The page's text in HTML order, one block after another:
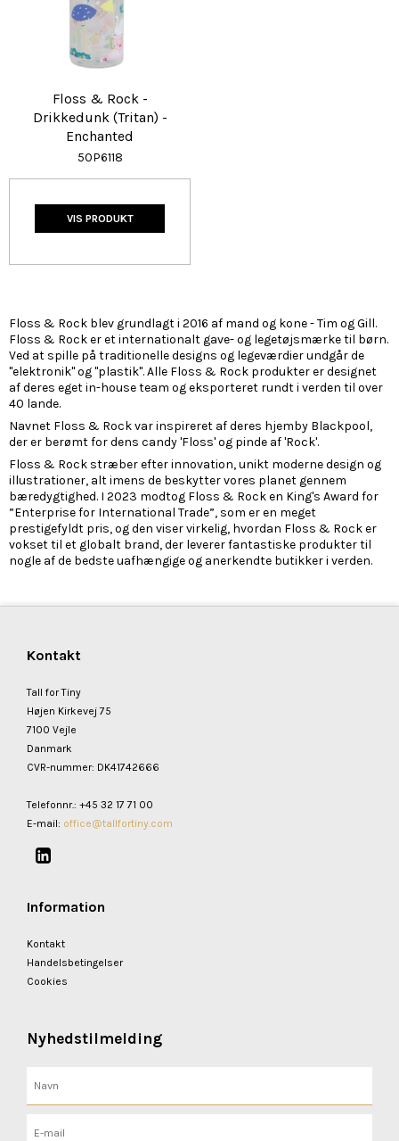
Floss & Rock -
Drikkedunk (Tritan) -
Enchanted
50P6118
VIS PRODUKT
Floss & Rock blev grundlagt i 2016 af mand og kone - Tim og Gill.
Floss & Rock er et internationalt gave- og legetøjsmærke til børn.
Ved at spille på traditionelle designs og legeværdier undgår de
"elektronik" og "plastik". Alle Floss & Rock produkter er designet
af deres eget in-house team og eksporteret rundt i verden til over
40 lande.
Navnet Floss & Rock var inspireret af deres hjemby Blackpool,
der er berømt for dens candy 'Floss' og pinde af 'Rock'.
Floss & Rock stræber efter innovation, unikt moderne design og
illustrationer, alt imens de beskytter vores planet gennem
bæredygtighed. I 2023 modtog Floss & Rock en King's Award for
”Enterprise for International Trade”, som er en meget
prestigefyldt pris, og den viser virkelig, hvordan Floss & Rock er
vokset til et globalt brand, der leverer fantastiske produkter til
nogle af de bedste uafhængige og anerkendte butikker i verden.
Kontakt
Tall for Tiny
Højen Kirkevej 75
7100 Vejle
Danmark
CVR-nummer: DK41742666
Telefonnr.: +45 32 17 71 00
E-mail: office@tallfortiny.com
Information
Kontakt
Handelsbetingelser
Cookies
Nyhedstilmelding